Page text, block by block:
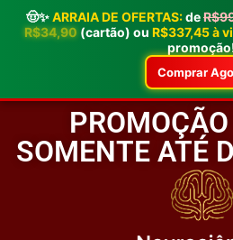
SOMENTE ATÉ
🤠✨ARRAIA DE OFERTAS:de
R$34,90 (cartão) ou R$337,45 à
Comprar